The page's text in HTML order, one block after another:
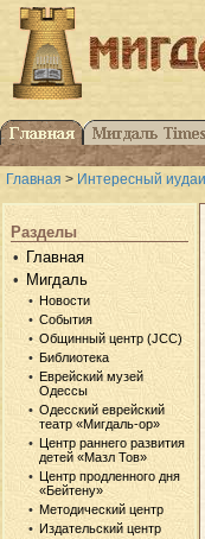
Главная > Интересный
Разделы
Главная
Мигдаль
Новости
События
Общинный центр (JCC)
Библиотека
Еврейский музей
Одессы
Одесский еврейский
театр «Мигдаль-ор»
Центр раннего развития
детей «Мазл Тов»
Центр продленного дня
«Бейтену»
Методический центр
Издательский центр